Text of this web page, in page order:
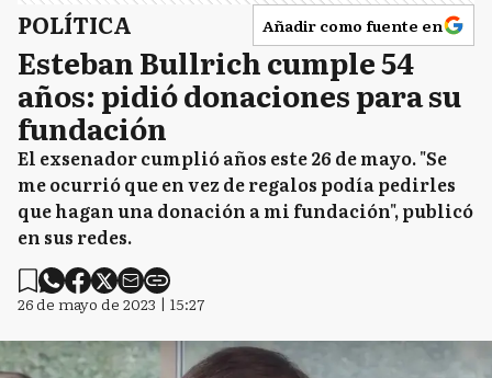
POLÍTICA Añadir como fuente en
Esteban Bullrich cumple 54
años: pidió donaciones para su
fundación
El exsenador cumplió años este 26 de mayo. "Se
me ocurrió que en vez de regalos podía pedirles
que hagan una donación a mi fundación", publicó
en sus redes.
26 de mayo de 2023 | 15:27